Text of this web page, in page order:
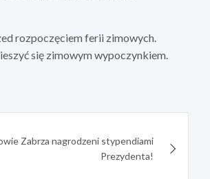
rozpoczęciem ferii zimowych.
się zimowym wypoczynkiem.
Zabrza nagrodzeni stypendiami
Prezydenta!